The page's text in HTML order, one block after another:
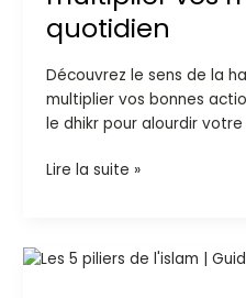
quotidien
Découvrez le sens de la
multiplier vos bonnes
le dhikr pour alourdir
vos
mérites
quotidien
Lire la suite »
Comprendre